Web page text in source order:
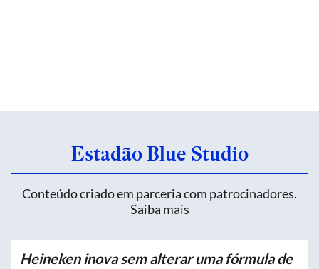
Estadão Blue Studio
Conteúdo criado em parceria com patrocinadores.
Saiba mais
Heineken inova sem alterar uma fórmula de